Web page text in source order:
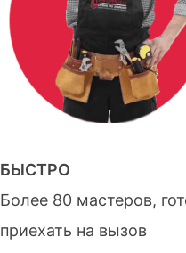
БЫСТРО
Более 80 мастеров,
приехать на вызов